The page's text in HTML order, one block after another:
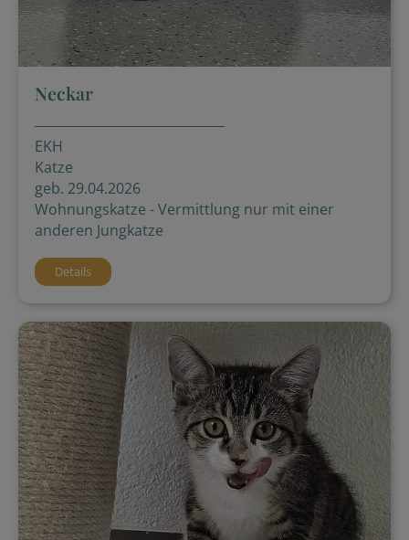
Neckar
EKH
Katze
geb. 29.04.2026
Wohnungskatze - Vermittlung nur mit einer
anderen Jungkatze
Details